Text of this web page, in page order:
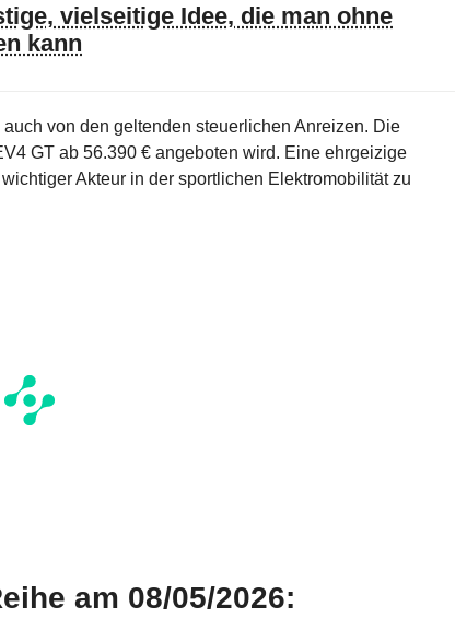
vielseitige Idee, die man ohne
kann
von den geltenden steuerlichen Anreizen. Die
GT ab 56.390 € angeboten wird. Eine ehrgeizige
Akteur in der sportlichen Elektromobilität zu
am 08/05/2026: